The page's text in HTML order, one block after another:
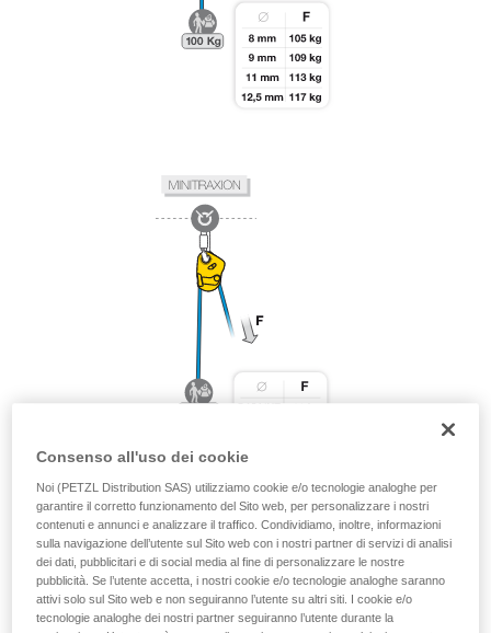
Consenso all'uso dei cookie
Noi (PETZL Distribution SAS) utilizziamo cookie e/o tecnologie analoghe per
garantire il corretto funzionamento del Sito web, per personalizzare i nostri
contenuti e annunci e analizzare il traffico. Condividiamo, inoltre, informazioni
sulla navigazione dell’utente sul Sito web con i nostri partner di servizi di analisi
dei dati, pubblicitari e di social media al fine di personalizzare le nostre
pubblicità. Se l’utente accetta, i nostri cookie e/o tecnologie analoghe saranno
attivi solo sul Sito web e non seguiranno l’utente su altri siti. I cookie e/o
tecnologie analoghe dei nostri partner seguiranno l’utente durante la